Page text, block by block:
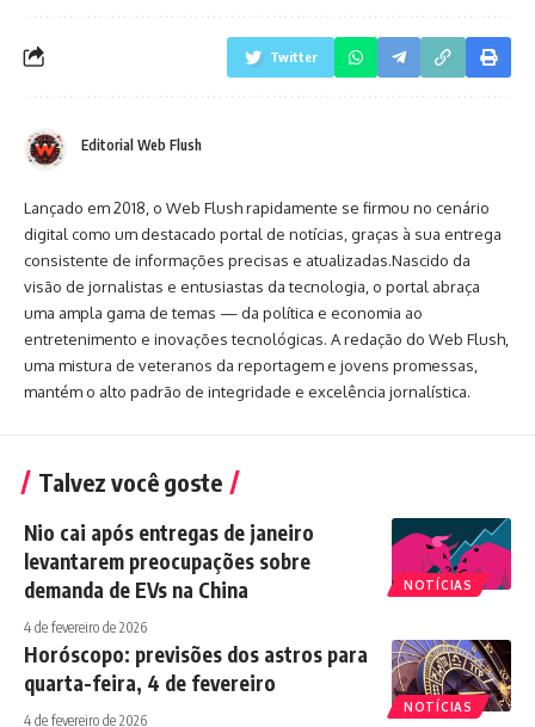
Twitter
Editorial Web Flush
Lançado em 2018, o Web Flush rapidamente se firmou no cenário
digital como um destacado portal de notícias, graças à sua entrega
consistente de informações precisas e atualizadas.Nascido da
visão de jornalistas e entusiastas da tecnologia, o portal abraça
uma ampla gama de temas — da política e economia ao
entretenimento e inovações tecnológicas. A redação do Web Flush,
uma mistura de veteranos da reportagem e jovens promessas,
mantém o alto padrão de integridade e excelência jornalística.
Talvez você goste
NOTÍCIAS
Nio cai após entregas de janeiro
levantarem preocupações sobre
demanda de EVs na China
4 de fevereiro de 2026
NOTÍCIAS
Horóscopo: previsões dos astros para
quarta-feira, 4 de fevereiro
4 de fevereiro de 2026